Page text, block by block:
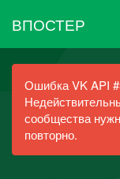
ВПОСТЕР
Ошибка VK API
сообщества
повторно.